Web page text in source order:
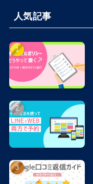
人気記事